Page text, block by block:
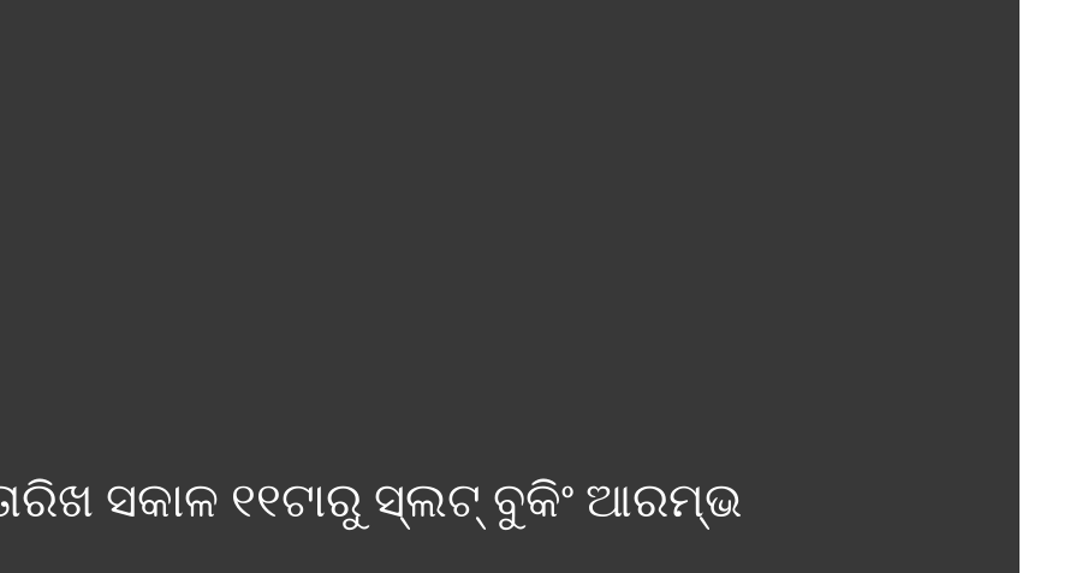
ସକାଳ ୧୧ଟାରୁ ସ୍ଲଟ୍‌ ବୁକିଂ ଆରମ୍ଭ